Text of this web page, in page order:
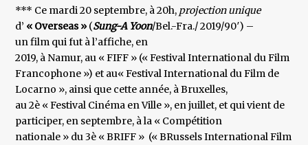
*** Ce mardi 20 septembre, à 20h, projection unique
d’ « Overseas » (Sung-A Yoon/Bel.-Fra./ 2019/90′) –
un film qui fut à l’affiche, en
2019, à Namur, au « FIFF » (« Festival International du Film
Francophone ») et au« Festival International du Film de
Locarno », ainsi que cette année, à Bruxelles,
au 2è « Festival Cinéma en Ville », en juillet, et qui vient de
participer, en septembre, à la « Compétition
nationale » du 3è « BRIFF » (« BRussels International Film